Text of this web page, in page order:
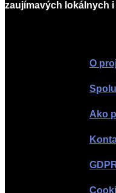
zaujímavých lokálnych
O
Ako